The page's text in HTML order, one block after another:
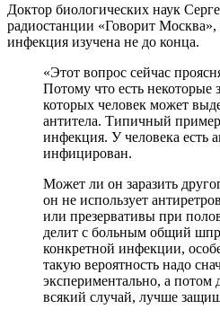
Доктор биологических наук
радиостанции «Говорит
инфекция изучена не до конца.
«Этот вопрос сейчас
Потому что есть некоторые
которых человек может
антитела. Типичный
инфекция. У человека есть
инфицирован.
Может ли он заразить
он не использует
или презервативы при
делит с больным общий
конкретной инфекции,
такую вероятность надо
экспериментально, а потом
всякий случай, лучше